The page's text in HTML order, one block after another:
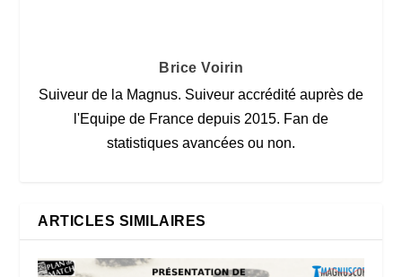
Brice Voirin
Suiveur de la Magnus. Suiveur accrédité auprès de
l'Equipe de France depuis 2015. Fan de
statistiques avancées ou non.
ARTICLES SIMILAIRES